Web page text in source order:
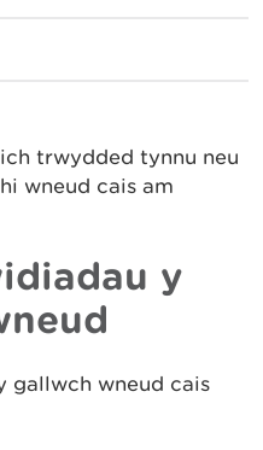
trwydded tynnu neu
wneud cais am
y
gallwch wneud cais